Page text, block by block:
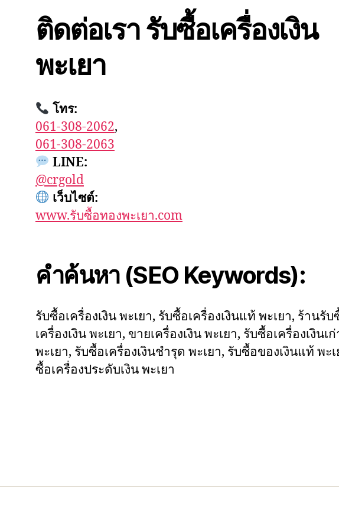
ติดต่อเรา รับซื้อเครื่องเงิน
พะเยา
โทร:
061-308-2062,
061-308-2063
LINE:
@crgold
เว็บไซต์:
www.รับซื้อทองพะเยา.com
คำค้นหา (SEO Keywords):
รับซื้อเครื่องเงิน พะเยา, รับซื้อเครื่องเงินแท้ พะเยา, ร้านรับ
เครื่องเงิน พะเยา, ขายเครื่องเงิน พะเยา, รับซื้อเครื่องเงินเ
พะเยา, รับซื้อเครื่องเงินชำรุด พะเยา, รับซื้อของเงินแท้ พะ
ซื้อเครื่องประดับเงิน พะเยา